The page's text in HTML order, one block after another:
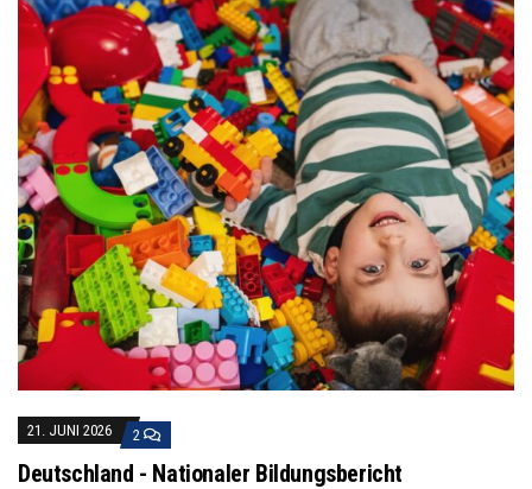
21. JUNI 2026 2
Deutschland - Nationaler Bildungsbericht